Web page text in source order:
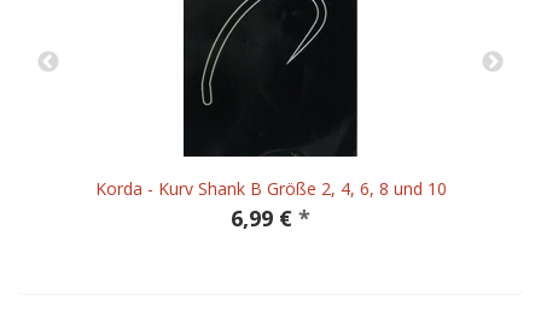
Korda - Kurv Shank B Größe 2, 4, 6, 8 und 10
6,99 € *